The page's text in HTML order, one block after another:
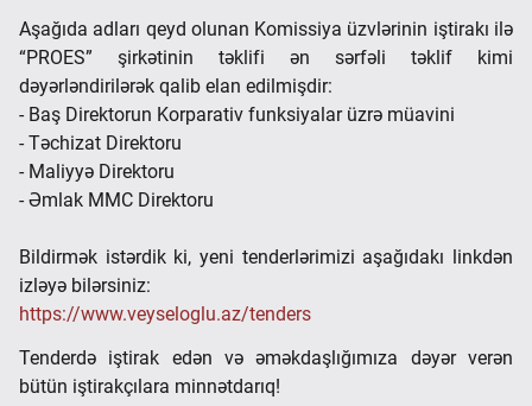
Aşağıda adları qeyd olunan Komissiya üzvlərinin iştirakı ilə
“PROES” şirkətinin təklifi ən sərfəli təklif kimi
dəyərləndirilərək qalib elan edilmişdir:
- Baş Direktorun Korparativ funksiyalar üzrə müavini
- Təchizat Direktoru
- Maliyyə Direktoru
- Əmlak MMC Direktoru
Bildirmək istərdik ki, yeni tenderlərimizi aşağıdakı linkdən
izləyə bilərsiniz:
https://www.veyseloglu.az/tenders
Tenderdə iştirak edən və əməkdaşlığımıza dəyər verən
bütün iştirakçılara minnətdarıq!